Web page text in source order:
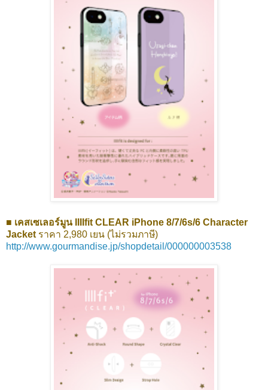
■ เคสเซเลอร์มูน IIIIfit CLEAR iPhone 8/7/6s/6 Character
Jacket ราคา 2,980 เยน (ไม่รวมภาษี)
http://www.gourmandise.jp/shopdetail/000000003538